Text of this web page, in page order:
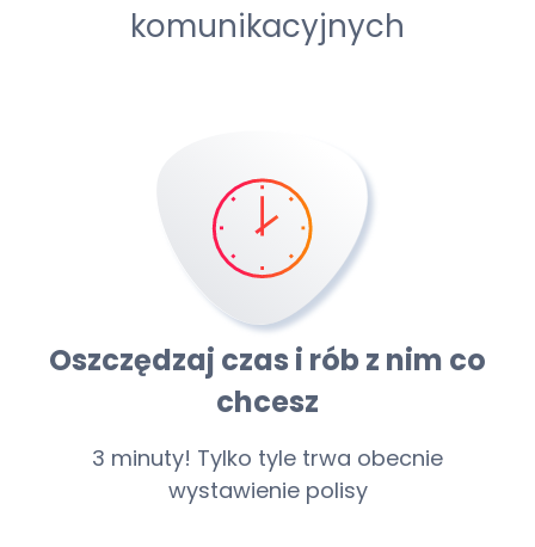
komunikacyjnych
Oszczędzaj czas i rób z nim co
chcesz
3 minuty! Tylko tyle trwa obecnie
wystawienie polisy